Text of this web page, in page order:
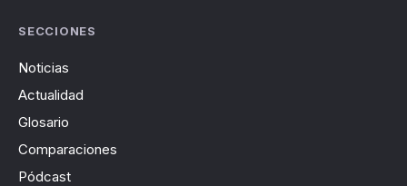
SECCIONES
Noticias
Actualidad
Glosario
Comparaciones
Pódcast